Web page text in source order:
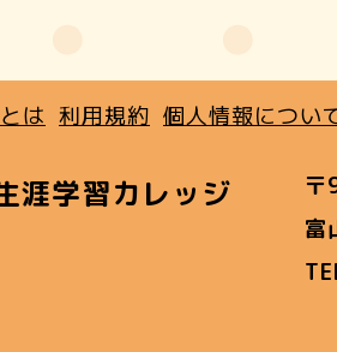
は 利用規約 個人情報につい
涯学習カレッジ
富